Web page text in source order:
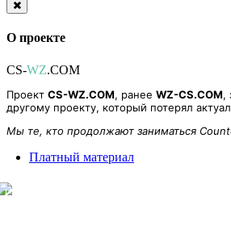
О проекте
CS-WZ.COM
Проект CS-WZ.COM, ранее WZ-CS.COM,
другому проекту, который потерял
Мы те, кто продолжают заниматься
Платный материал
15$